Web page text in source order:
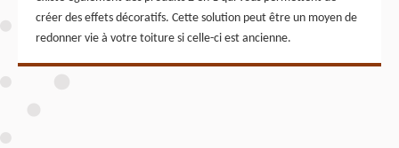
créer des effets décoratifs. Cette solution peut être un moyen de
redonner vie à votre toiture si celle-ci est ancienne.